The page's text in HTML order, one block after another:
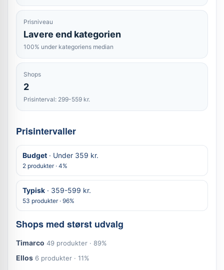
Prisniveau
Lavere end kategorien
100% under kategoriens median
Shops
2
Prisinterval: 299-559 kr.
Prisintervaller
Budget · Under 359 kr.
2 produkter · 4%
Typisk · 359-599 kr.
53 produkter · 96%
Shops med størst udvalg
Timarco 49 produkter · 89%
Ellos 6 produkter · 11%